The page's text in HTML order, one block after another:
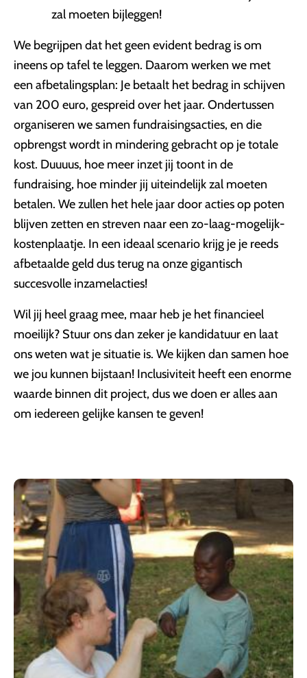
zal moeten bijleggen!
We begrijpen dat het geen evident bedrag is om
ineens op tafel te leggen. Daarom werken we met
een afbetalingsplan: Je betaalt het bedrag in schijven
van 200 euro, gespreid over het jaar. Ondertussen
organiseren we samen fundraisingsacties, en die
opbrengst wordt in mindering gebracht op je totale
kost. Duuuus, hoe meer inzet jij toont in de
fundraising, hoe minder jij uiteindelijk zal moeten
betalen. We zullen het hele jaar door acties op poten
blijven zetten en streven naar een zo-laag-mogelijk-
kostenplaatje. In een ideaal scenario krijg je je reeds
afbetaalde geld dus terug na onze gigantisch
succesvolle inzamelacties!
Wil jij heel graag mee, maar heb je het financieel
moeilijk? Stuur ons dan zeker je kandidatuur en laat
ons weten wat je situatie is. We kijken dan samen hoe
we jou kunnen bijstaan! Inclusiviteit heeft een enorme
waarde binnen dit project, dus we doen er alles aan
om iedereen gelijke kansen te geven!